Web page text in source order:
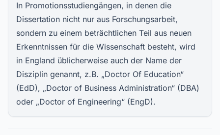
In Promotionsstudiengängen, in denen die
Dissertation nicht nur aus Forschungsarbeit,
sondern zu einem beträchtlichen Teil aus neuen
Erkenntnissen für die Wissenschaft besteht, wird
in England üblicherweise auch der Name der
Disziplin genannt, z.B. „Doctor Of Education“
(EdD), „Doctor of Business Administration“ (DBA)
oder „Doctor of Engineering“ (EngD).